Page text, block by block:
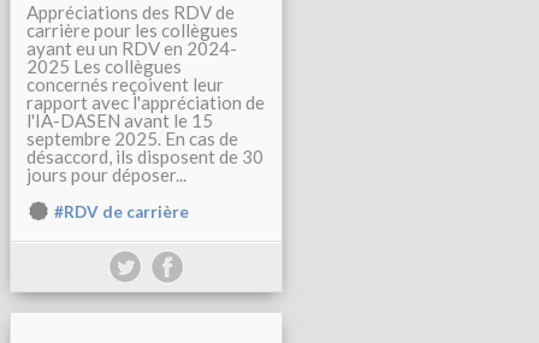
Appréciations des RDV de
carrière pour les collègues
ayant eu un RDV en 2024-
2025 Les collègues
concernés reçoivent leur
rapport avec l'appréciation de
l'IA-DASEN avant le 15
septembre 2025. En cas de
désaccord, ils disposent de 30
jours pour déposer...
#RDV de carrière